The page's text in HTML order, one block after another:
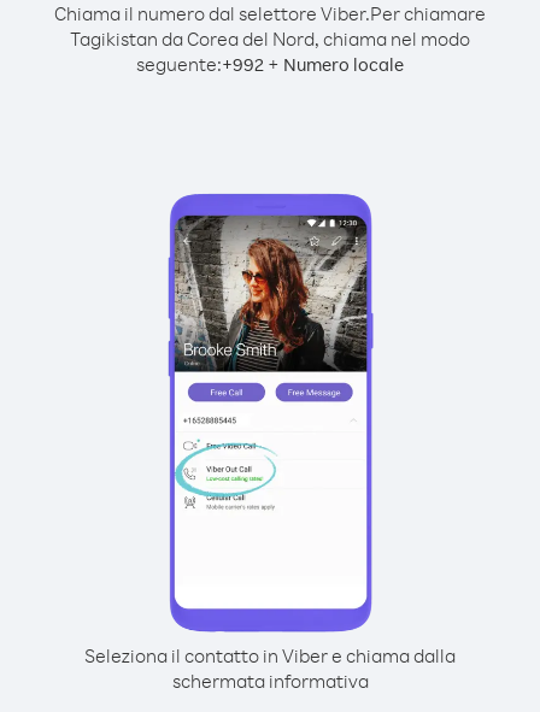
Chiama il numero dal selettore Viber.Per chiamare
Tagikistan da Corea del Nord, chiama nel modo
seguente:+992 + Numero locale
Seleziona il contatto in Viber e chiama dalla
schermata informativa